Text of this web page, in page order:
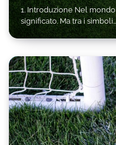
1. Introduzione Nel
significato. Ma tra i simboli…